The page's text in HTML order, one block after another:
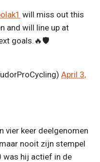
will miss out this
and will line up at
goals.🔥🛡️
April 3,
vier keer deelgenomen
nooit zijn stempel
was hij actief in de